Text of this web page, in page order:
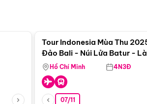
Tour Indonesia Mùa Thu
Đảo Bali - Núi Lửa Batur -
Penglipuran - Trải Nghiệm
Thác
Hồ Chí Minh 4N3Đ
07/11